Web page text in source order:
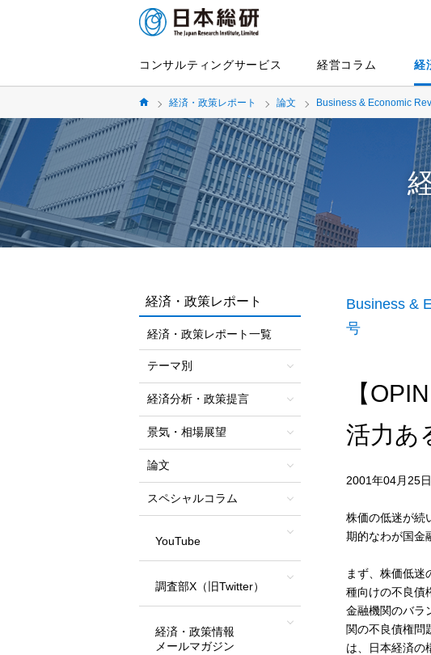
コンサルティングサービス 経営コラム 経
経済・政策レポート 論文 Business & Economic
Business &
号
【
活力あ
2001年04月25
株価の低迷が続
期的なわが国金
まず、株価低
種向けの不良債
金融機関のバラ
関の不良債権問
は、日本経済の
経済・政策レポート
経済・政策レポート一覧
テーマ別
経済分析・政策提言
景気・相場展望
論文
スペシャルコラム
YouTube
調査部X（旧Twitter）
経済・政策情報
メールマガジン